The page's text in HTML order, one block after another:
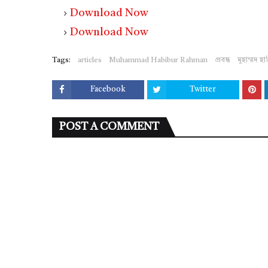
Download Now
Download Now
Tags: articles Muhammad Habibur Rahman প্রবন্ধ মুহাম্মদ
Facebook Twitter
POST A COMMENT